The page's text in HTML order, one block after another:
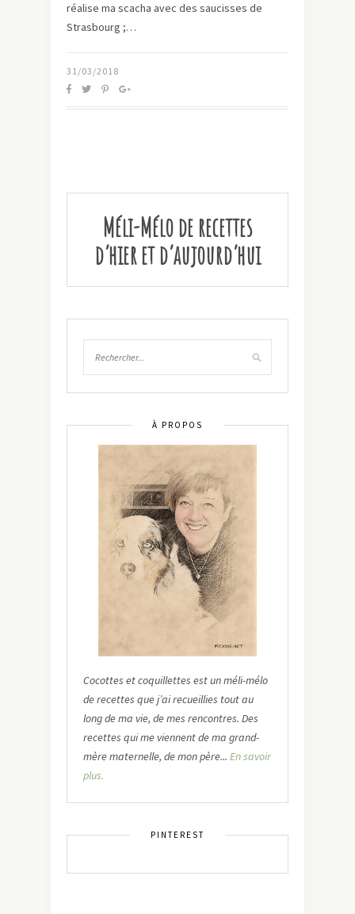
réalise ma scacha avec des saucisses de
Strasbourg ;…
31/03/2018
Méli-Mélo de recettes
d’hier et d’aujourd’hui
À PROPOS
Cocottes et coquillettes est un méli-mélo
de recettes que j’ai recueillies tout au
long de ma vie, de mes rencontres. Des
recettes qui me viennent de ma grand-
mère maternelle, de mon père... En savoir
plus.
PINTEREST